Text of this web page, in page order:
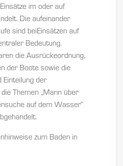
im oder auf
Die aufeinander
sind beiEinsätzen auf
Bedeutung.
die Ausrückeordnung,
der Boote sowie die
Einteilung der
Themen „Mann über
auf dem Wasser“
zum Baden in